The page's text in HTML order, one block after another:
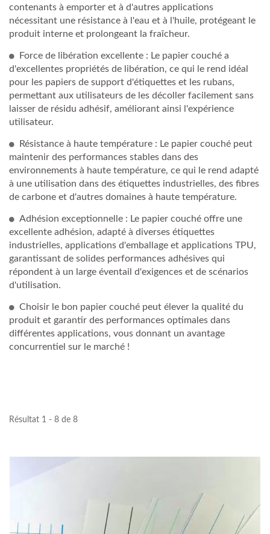
contenants à emporter et à d'autres applications
nécessitant une résistance à l'eau et à l'huile, protégeant le
produit interne et prolongeant la fraîcheur.
Force de libération excellente : Le papier couché a
d'excellentes propriétés de libération, ce qui le rend idéal
pour les papiers de support d'étiquettes et les rubans,
permettant aux utilisateurs de les décoller facilement sans
laisser de résidu adhésif, améliorant ainsi l'expérience
utilisateur.
Résistance à haute température : Le papier couché peut
maintenir des performances stables dans des
environnements à haute température, ce qui le rend adapté
à une utilisation dans des étiquettes industrielles, des fibres
de carbone et d'autres domaines à haute température.
Adhésion exceptionnelle : Le papier couché offre une
excellente adhésion, adapté à diverses étiquettes
industrielles, applications d'emballage et applications TPU,
garantissant de solides performances adhésives qui
répondent à un large éventail d'exigences et de scénarios
d'utilisation.
Choisir le bon papier couché peut élever la qualité du
produit et garantir des performances optimales dans
différentes applications, vous donnant un avantage
concurrentiel sur le marché !
Résultat 1 - 8 de 8